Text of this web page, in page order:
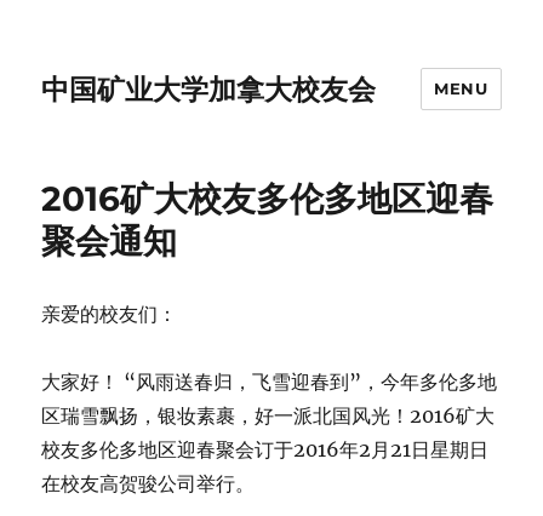
中国矿业大学加拿大校友会 MENU
2016矿大校友多伦多地区迎春
聚会通知
亲爱的校友们：
大家好！ “风雨送春归，飞雪迎春到”，今年多伦多地
区瑞雪飘扬，银妆素裹，好一派北国风光！2016矿大
校友多伦多地区迎春聚会订于2016年2月21日星期日
在校友高贺骏公司举行。